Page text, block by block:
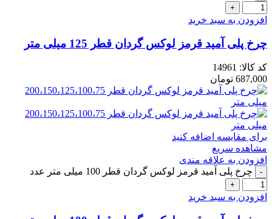
افزودن به سبد خرید
چرخ پلی آمید قرمز لوکس گردان قطر 125 میلی متر
کد کالا: 14961
687,000 تومان
برای مقایسه اضافه کنید
مشاهده سریع
افزودن به علاقه مندی
چرخ پلی آمید قرمز لوکس گردان قطر 100 میلی متر عدد
افزودن به سبد خرید